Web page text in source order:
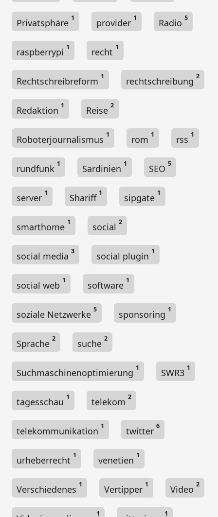
Privatsphäre 1 provider 1 Radio 5
raspberrypi 1 recht 1
Rechtschreibreform 1 rechtschreibung 2
Redaktion 1 Reise 2
Roboterjournalismus 1 rom 1 rss 1
rundfunk 1 Sardinien 1 SEO 5
server 1 Shariff 1 sipgate 1
smarthome 1 social 2
social media 3 social plugin 1
social web 1 software 1
soziale Netzwerke 5 sponsoring 1
Sprache 2 suche 2
Suchmaschinenoptimierung 1 SWR3 1
tagesschau 1 telekom 2
telekommunikation 1 twitter 6
urheberrecht 1 venetien 1
Verschiedenes 1 Vertipper 1 Video 2
1 1